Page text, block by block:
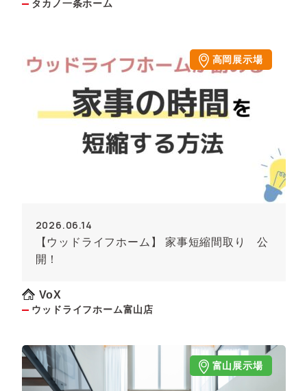
タカノ一条ホーム
高岡展示場
2026.06.14
【ウッドライフホーム】 家事短縮間取り 公
開！
VoX
ウッドライフホーム富山店
富山展示場